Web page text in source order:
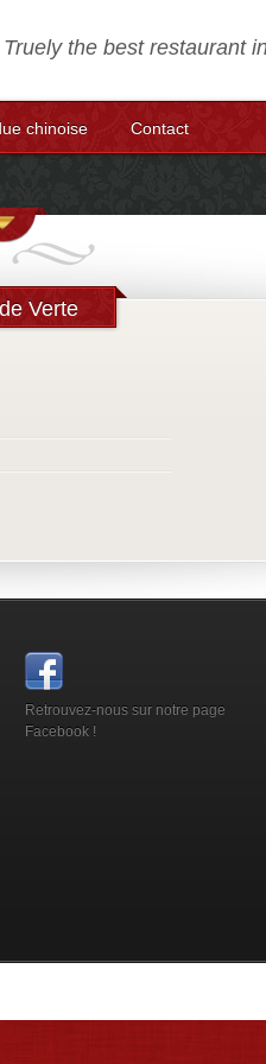
chinoise Contact
Truely the best restaurant
Verte
Retrouvez-nous sur notre page
Facebook !